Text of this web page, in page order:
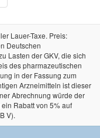
Lauer-Taxe. Preis:
Deutschen
Lasten der GKV, die sich
des pharmazeutischen
in der Fassung zum
Arzneimitteln ist dieser
Abrechnung würde der
Rabatt von 5% auf
V).